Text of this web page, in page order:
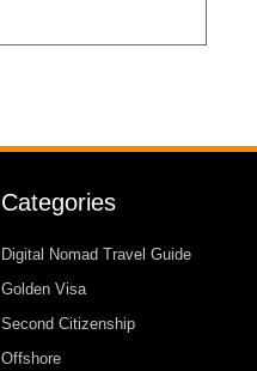
Categories
Digital Nomad Travel Guide
Golden Visa
Second Citizenship
Offshore